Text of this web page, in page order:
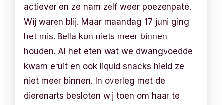
actiever en ze nam zelf weer poezenpaté.
Wij waren blij. Maar maandag 17 juni ging
het mis. Bella kon niets meer binnen
houden. Al het eten wat we dwangvoedde
kwam eruit en ook liquid snacks hield ze
niet meer binnen. In overleg met de
dierenarts besloten wij toen om haar te